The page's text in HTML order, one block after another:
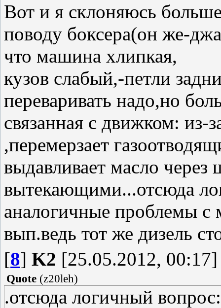
Вот и я склоняюсь
поводу боксера(он же-
что машина хлипкая,
кузов слабый,-петли
переваривать надо,но
связанная с движком: из-
,перемерзает
выдавливает масло через
вытекающими...отсюда
аналогичные проблемы с
вып.ведь тот же дизель
[8] K2 [25.05.2012, 00:17]
Quote (z20leh)
.отсюда логичный